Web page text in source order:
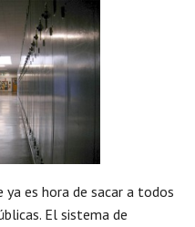
es hora de sacar a todos
El sistema de